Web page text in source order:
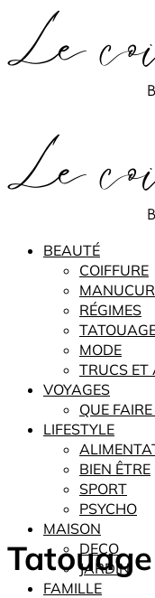
BEAUTÉ
COIFFURE
RÉGIMES
MODE
TRUCS ET
VOYAGES
QUE
LIFESTYLE
BIEN ÊTRE
SPORT
PSYCHO
MAISON
DECO
JARDIN
FAMILLE